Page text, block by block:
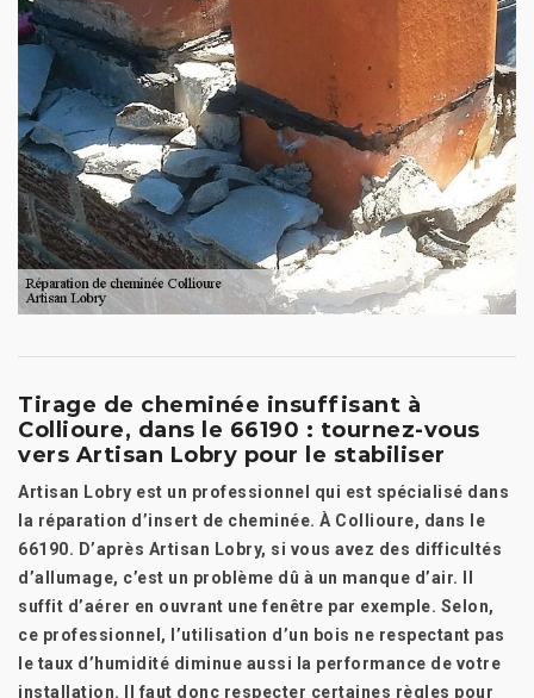
Tirage de cheminée insuffisant à
Collioure, dans le 66190 : tournez-vous
vers Artisan Lobry pour le stabiliser
Artisan Lobry est un professionnel qui est spécialisé dans
la réparation d’insert de cheminée. À Collioure, dans le
66190. D’après Artisan Lobry, si vous avez des difficultés
d’allumage, c’est un problème dû à un manque d’air. Il
suffit d’aérer en ouvrant une fenêtre par exemple. Selon,
ce professionnel, l’utilisation d’un bois ne respectant pas
le taux d’humidité diminue aussi la performance de votre
installation. Il faut donc respecter certaines règles pour